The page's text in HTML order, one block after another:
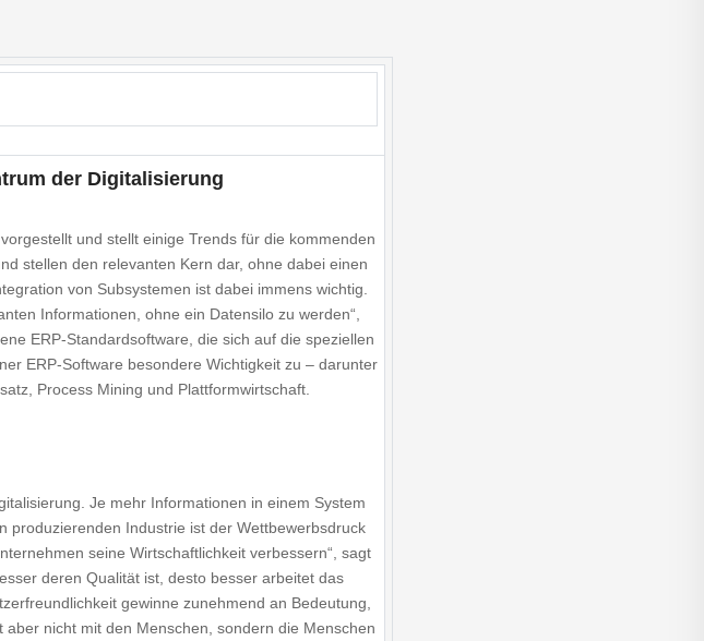
der Digitalisierung
und stellt einige Trends für die kommenden
stellen den relevanten Kern dar, ohne dabei einen
von Subsystemen ist dabei immens wichtig.
Informationen, ohne ein Datensilo zu werden“,
ERP-Standardsoftware, die sich auf die speziellen
ERP-Software besondere Wichtigkeit zu – darunter
Process Mining und Plattformwirtschaft.
Je mehr Informationen in einem System
produzierenden Industrie ist der Wettbewerbsdruck
seine Wirtschaftlichkeit verbessern“, sagt
deren Qualität ist, desto besser arbeitet das
gewinne zunehmend an Bedeutung,
nicht mit den Menschen, sondern die Menschen